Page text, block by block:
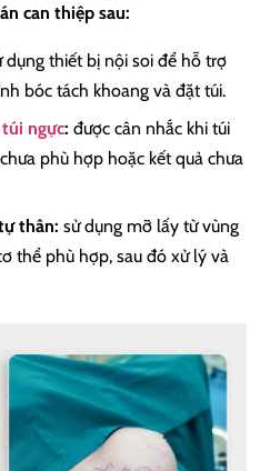
can thiệp sau:
dụng thiết bị nội soi để hỗ trợ
bóc tách khoang và đặt túi.
ngực: được cân nhắc khi túi
phù hợp hoặc kết quả chưa
thân: sử dụng mỡ lấy từ vùng
thể phù hợp, sau đó xử lý và